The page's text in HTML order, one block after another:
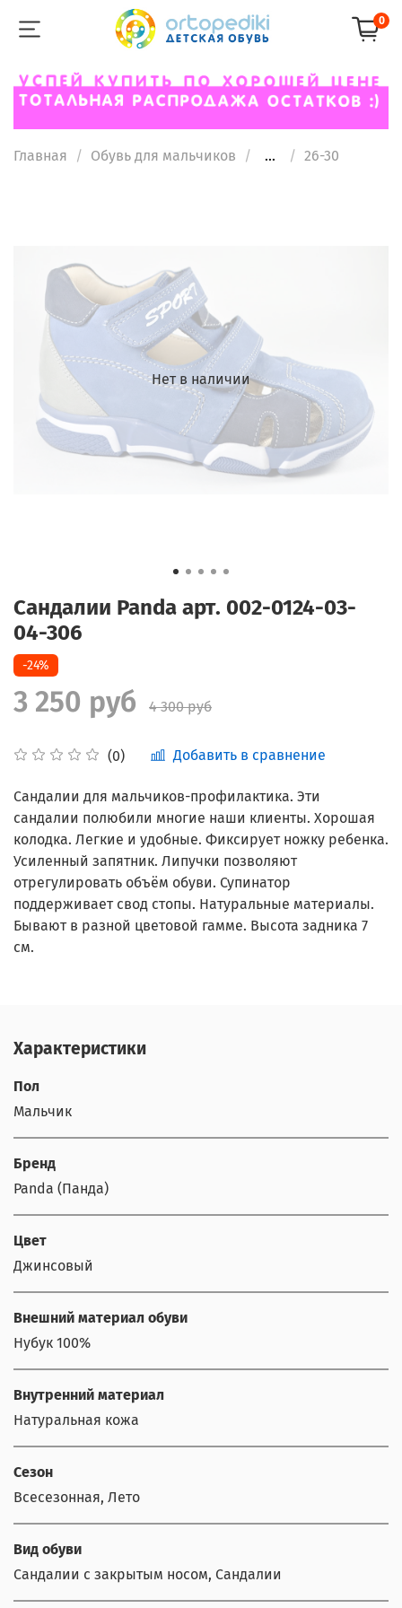
0
Главная Обувь для мальчиков ... 26-30
Нет в наличии
Сандалии Panda арт. 002-0124-03-
04-306
(0) Добавить в сравнение
-24%
3 250 руб 4 300 руб
Сандалии для мальчиков-профилактика. Эти
сандалии полюбили многие наши клиенты. Хорошая
колодка. Легкие и удобные. Фиксирует ножку ребенка.
Усиленный запятник. Липучки позволяют
отрегулировать объём обуви. Супинатор
поддерживает свод стопы. Натуральные материалы.
Бывают в разной цветовой гамме. Высота задника 7
см.
Характеристики
Пол
Мальчик
Бренд
Panda (Панда)
Цвет
Джинсовый
Внешний материал обуви
Нубук 100%
Внутренний материал
Натуральная кожа
Сезон
Всесезонная, Лето
Вид обуви
Сандалии с закрытым носом, Сандалии